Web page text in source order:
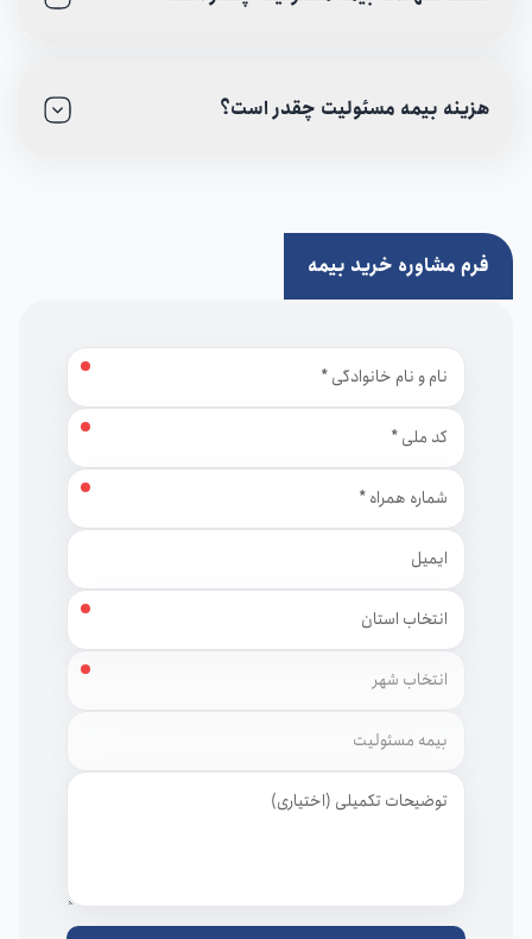
هزینه بیمه مسئولیت چقدر است؟
فرم مشاوره خرید بیمه
نام و نام خانوادگی
کد ملی
شماره همراه
ایمیل
استان
شهر
توضیحات